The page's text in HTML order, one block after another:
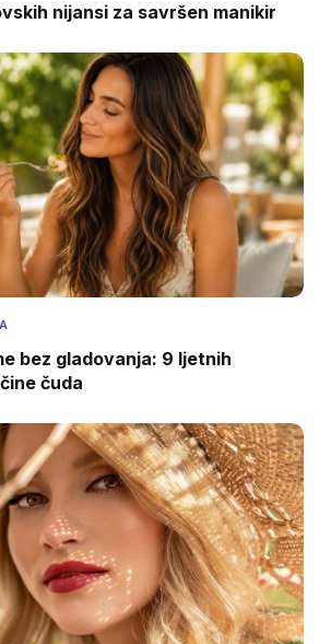
nijansi za savršen manikir
bez gladovanja: 9 ljetnih
čuda